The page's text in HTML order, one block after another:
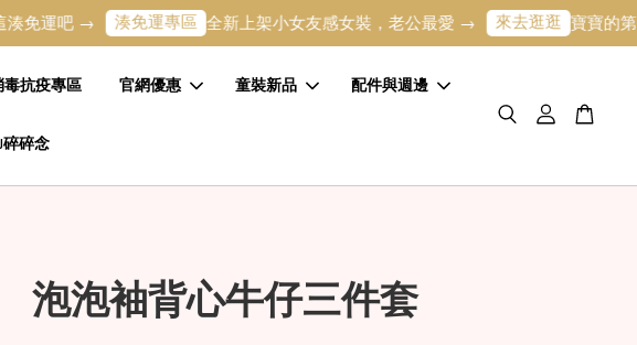
→ 湊免運專區 全新上架小女友感女裝，老公最愛 → 來去逛逛 寶寶的第一條專
毒抗疫專區 官網優惠 童裝新品 配件與週邊
碎碎念
泡泡袖背心牛仔三件套